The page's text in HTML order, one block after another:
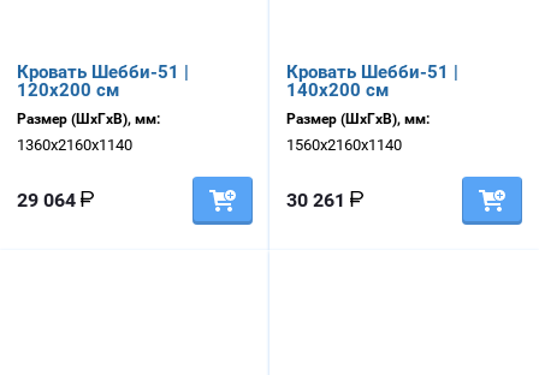
Кровать Шебби-51 |
120х200 см
Размер (ШхГхВ), мм:
1360х2160х1140
29 064
Кровать Шебби-51 |
140х200 см
Размер (ШхГхВ), мм:
1560х2160х1140
30 261